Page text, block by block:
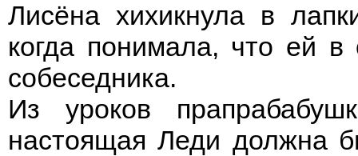
Лисёна хихикнула в
когда понимала, что ей в
собеседника.
Из уроков
настоящая Леди должна